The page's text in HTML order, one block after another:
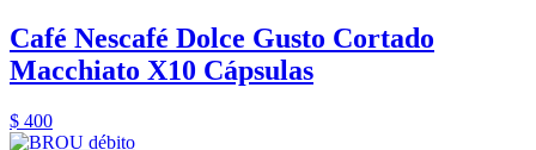
Café Nescafé Dolce Gusto Cortado
Macchiato X10 Cápsulas
$ 400